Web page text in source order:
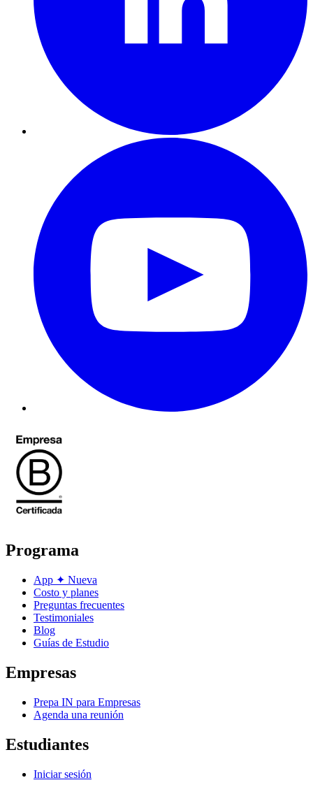
Programa
App ✦ Nueva
Costo y planes
Preguntas frecuentes
Testimoniales
Blog
Guías de Estudio
Empresas
Prepa IN para Empresas
Agenda una reunión
Estudiantes
Iniciar sesión